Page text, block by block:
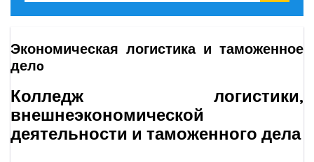
Экономическая логистика и таможенное
делo
Колледж логистики,
внешнеэкономической
деятельности и таможенного дела